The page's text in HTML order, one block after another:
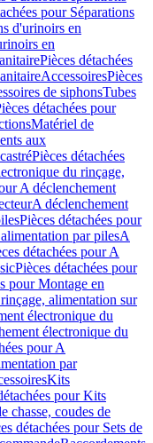
pour Séparations
d'urinoirs en
en
Pièces détachées
AccessoiresPièces
de siphonsTubes
détachées pour
Matériel de
aux
Pièces détachées
du rinçage,
A déclenchement
A déclenchement
Pièces détachées pour
par pilesA
détachées pour A
Pièces détachées pour
pour Montage en
alimentation sur
électronique du
électronique du
pour A
par
Kits
pour Kits
chasse, coudes de
détachées pour Sets de